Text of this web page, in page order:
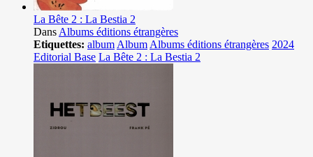
La Bête 2 : La Bestia 2
Dans Albums éditions étrangères
Etiquettes: album Album Albums éditions étrangères 2024
Editorial Base La Bête 2 : La Bestia 2